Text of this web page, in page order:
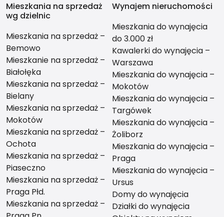
Mieszkania na sprzedaż
wg dzielnic
Mieszkania na sprzedaż –
Bemowo
Mieszkanie na sprzedaż –
Białołęka
Mieszkania na sprzedaż –
Bielany
Mieszkania na sprzedaż –
Mokotów
Mieszkania na sprzedaż –
Ochota
Mieszkania na sprzedaż –
Piaseczno
Mieszkania na sprzedaż –
Praga Płd.
Mieszkania na sprzedaż –
Wynajem nieruchomości
Mieszkania do wynajęcia
do 3.000 zł
Kawalerki do wynajęcia –
Warszawa
Mieszkania do wynajęcia –
Mokotów
Mieszkania do wynajęcia –
Targówek
Mieszkania do wynajęcia –
Żoliborz
Mieszkania do wynajęcia –
Praga
Mieszkania do wynajęcia –
Ursus
Domy do wynajęcia
Działki do wynajęcia